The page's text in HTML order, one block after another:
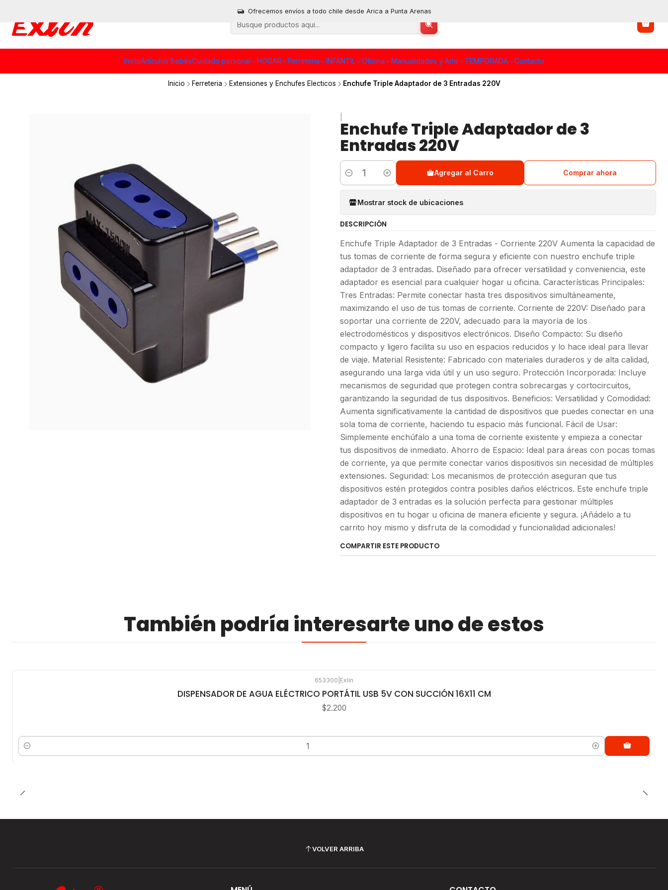
InicioArtículos BebésCuidado personal HOGAR Ferreteria INFANTIL Oficina Manualidades y Arte TEMPORADA Contacto
Ofrecemos envíos a todo chile desde Arica a Punta Arenas
Inicio Ferreteria Extensiones y Enchufes Electicos Enchufe Triple Adaptador de 3 Entradas 220V
Enchufe Triple Adaptador de 3
Entradas 220V
Cantidad
Agregar al Carro Comprar ahora
Mostrar stock de ubicaciones
DESCRIPCIÓN
Enchufe Triple Adaptador de 3 Entradas - Corriente 220V Aumenta la capacidad de
tus tomas de corriente de forma segura y eficiente con nuestro enchufe triple
adaptador de 3 entradas. Diseñado para ofrecer versatilidad y conveniencia, este
adaptador es esencial para cualquier hogar u oficina. Características Principales:
Tres Entradas: Permite conectar hasta tres dispositivos simultáneamente,
maximizando el uso de tus tomas de corriente. Corriente de 220V: Diseñado para
soportar una corriente de 220V, adecuado para la mayoría de los
electrodomésticos y dispositivos electrónicos. Diseño Compacto: Su diseño
compacto y ligero facilita su uso en espacios reducidos y lo hace ideal para llevar
de viaje. Material Resistente: Fabricado con materiales duraderos y de alta calidad,
asegurando una larga vida útil y un uso seguro. Protección Incorporada: Incluye
mecanismos de seguridad que protegen contra sobrecargas y cortocircuitos,
garantizando la seguridad de tus dispositivos. Beneficios: Versatilidad y Comodidad:
Aumenta significativamente la cantidad de dispositivos que puedes conectar en una
sola toma de corriente, haciendo tu espacio más funcional. Fácil de Usar:
Simplemente enchúfalo a una toma de corriente existente y empieza a conectar
tus dispositivos de inmediato. Ahorro de Espacio: Ideal para áreas con pocas tomas
de corriente, ya que permite conectar varios dispositivos sin necesidad de múltiples
extensiones. Seguridad: Los mecanismos de protección aseguran que tus
dispositivos estén protegidos contra posibles daños eléctricos. Este enchufe triple
adaptador de 3 entradas es la solución perfecta para gestionar múltiples
dispositivos en tu hogar u oficina de manera eficiente y segura. ¡Añádelo a tu
carrito hoy mismo y disfruta de la comodidad y funcionalidad adicionales!
COMPARTIR ESTE PRODUCTO
También podría interesarte uno de estos
653300 Exlin
DISPENSADOR DE AGUA ELÉCTRICO PORTÁTIL USB 5V CON SUCCIÓN 16X11 CM
$2.200
Cantidad
VOLVER ARRIBA